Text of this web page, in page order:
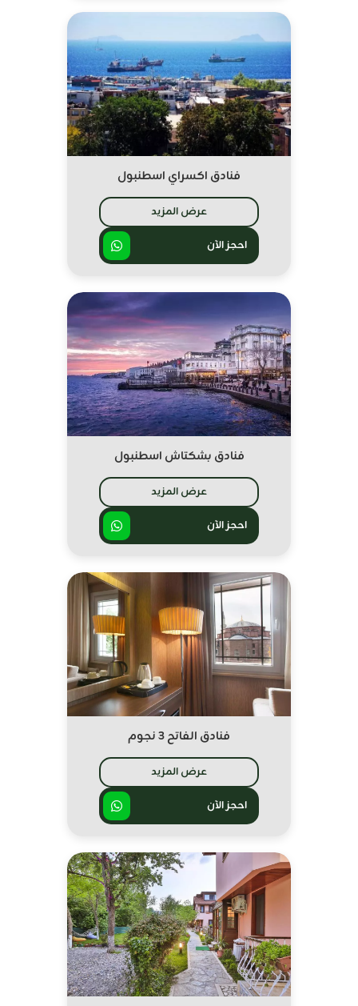
فنادق اكسراي اسطنبول
عرض المزيد
احجز الآن
فنادق بشكتاش اسطنبول
عرض المزيد
احجز الآن
فنادق الفاتح 3 نجوم
عرض المزيد
احجز الآن